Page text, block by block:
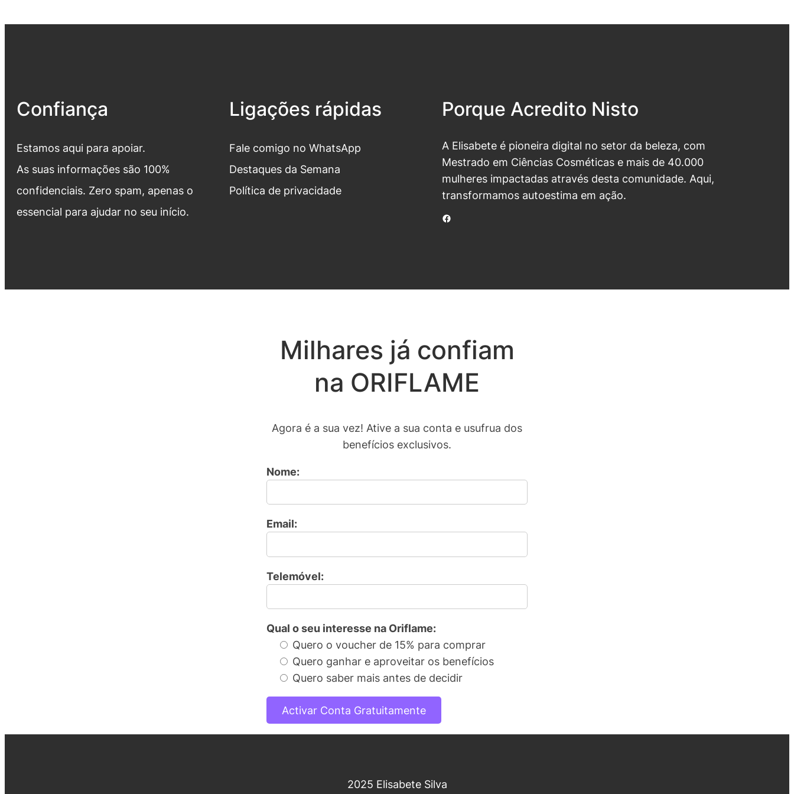
Confiança
Estamos aqui para apoiar.
As suas informações são 100%
confidenciais. Zero spam, apenas o
essencial para ajudar no seu início.
Ligações rápidas
Fale comigo no WhatsApp
Destaques da Semana
Política de privacidade
Porque Acredito Nisto
A Elisabete é pioneira digital no setor da beleza, com
Mestrado em Ciências Cosméticas e mais de 40.000
mulheres impactadas através desta comunidade. Aqui,
transformamos autoestima em ação.
Facebook
Milhares já confiam
na ORIFLAME
Agora é a sua vez! Ative a sua conta e usufrua dos
benefícios exclusivos.
Nome:
Email:
Telemóvel:
Qual o seu interesse na Oriflame:
Quero o voucher de 15% para comprar
Quero ganhar e aproveitar os benefícios
Quero saber mais antes de decidir
2025 Elisabete Silva